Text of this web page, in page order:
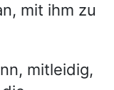
mit ihm zu
mitleidig,